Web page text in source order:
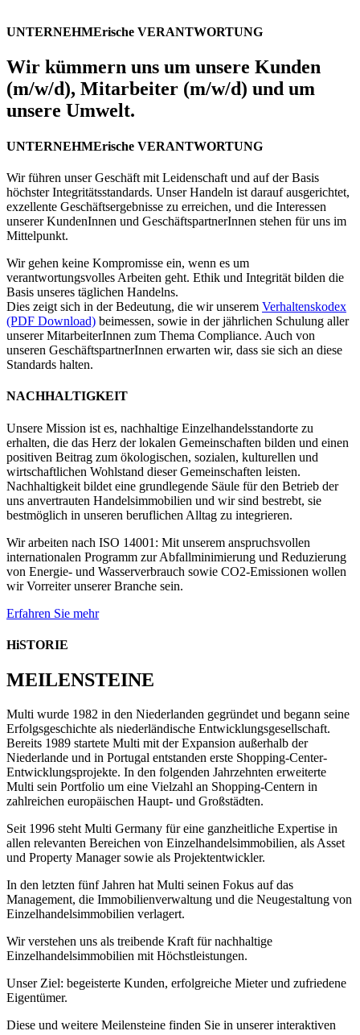
UNTERNEHMErische VERANTWORTUNG
Wir kümmern uns um unsere Kunden
(m/w/d), Mitarbeiter (m/w/d) und um
unsere Umwelt.
UNTERNEHMErische VERANTWORTUNG
Wir führen unser Geschäft mit Leidenschaft und auf der Basis
höchster Integritätsstandards. Unser Handeln ist darauf ausgerichtet,
exzellente Geschäftsergebnisse zu erreichen, und die Interessen
unserer KundenInnen und GeschäftspartnerInnen stehen für uns im
Mittelpunkt.
Wir gehen keine Kompromisse ein, wenn es um
verantwortungsvolles Arbeiten geht. Ethik und Integrität bilden die
Basis unseres täglichen Handelns.
Dies zeigt sich in der Bedeutung, die wir unserem Verhaltenskodex
(PDF Download) beimessen, sowie in der jährlichen Schulung aller
unserer MitarbeiterInnen zum Thema Compliance. Auch von
unseren GeschäftspartnerInnen erwarten wir, dass sie sich an diese
Standards halten.
NACHHALTIGKEIT
Unsere Mission ist es, nachhaltige Einzelhandelsstandorte zu
erhalten, die das Herz der lokalen Gemeinschaften bilden und einen
positiven Beitrag zum ökologischen, sozialen, kulturellen und
wirtschaftlichen Wohlstand dieser Gemeinschaften leisten.
Nachhaltigkeit bildet eine grundlegende Säule für den Betrieb der
uns anvertrauten Handelsimmobilien und wir sind bestrebt, sie
bestmöglich in unseren beruflichen Alltag zu integrieren.
Wir arbeiten nach ISO 14001: Mit unserem anspruchsvollen
internationalen Programm zur Abfallminimierung und Reduzierung
von Energie- und Wasserverbrauch sowie CO2-Emissionen wollen
wir Vorreiter unserer Branche sein.
Erfahren Sie mehr
HiSTORIE
MEILENSTEINE
Multi wurde 1982 in den Niederlanden gegründet und begann seine
Erfolgsgeschichte als niederländische Entwicklungsgesellschaft.
Bereits 1989 startete Multi mit der Expansion außerhalb der
Niederlande und in Portugal entstanden erste Shopping-Center-
Entwicklungsprojekte. In den folgenden Jahrzehnten erweiterte
Multi sein Portfolio um eine Vielzahl an Shopping-Centern in
zahlreichen europäischen Haupt- und Großstädten.
Seit 1996 steht Multi Germany für eine ganzheitliche Expertise in
allen relevanten Bereichen von Einzelhandelsimmobilien, als Asset
und Property Manager sowie als Projektentwickler.
In den letzten fünf Jahren hat Multi seinen Fokus auf das
Management, die Immobilienverwaltung und die Neugestaltung von
Einzelhandelsimmobilien verlagert.
Wir verstehen uns als treibende Kraft für nachhaltige
Einzelhandelsimmobilien mit Höchstleistungen.
Unser Ziel: begeisterte Kunden, erfolgreiche Mieter und zufriedene
Eigentümer.
Diese und weitere Meilensteine finden Sie in unserer interaktiven